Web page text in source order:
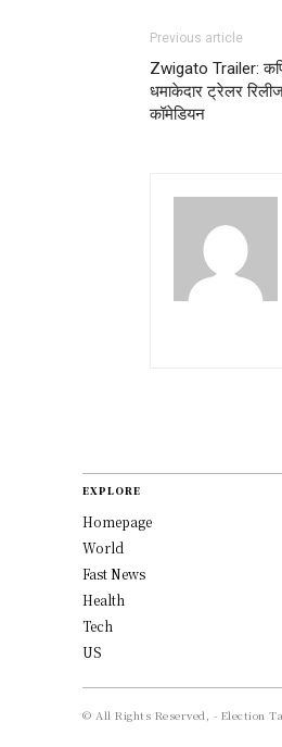
Previous article
Zwigato Trailer:
धमाकेदार ट्रेलर
कॉमेडियन
EXPLORE
Homepage
World
Fast News
Health
Tech
US
© All Rights Reserved, - Election